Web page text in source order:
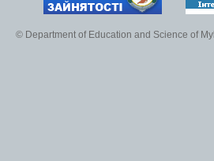
© Department of Education and Science of